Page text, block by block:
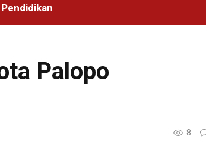
Pendidikan
Palopo
8